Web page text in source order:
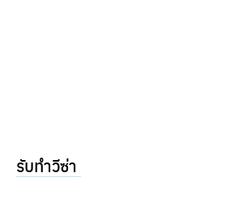
รับทำวีซ่า